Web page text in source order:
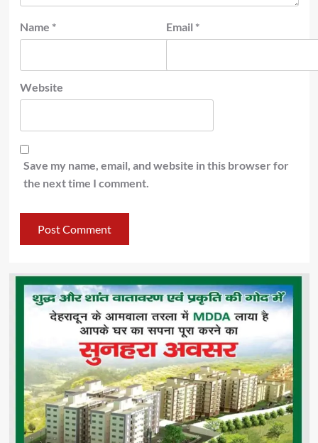
Name * Email *
Website
Save my name, email, and website in this browser for
the next time I comment.